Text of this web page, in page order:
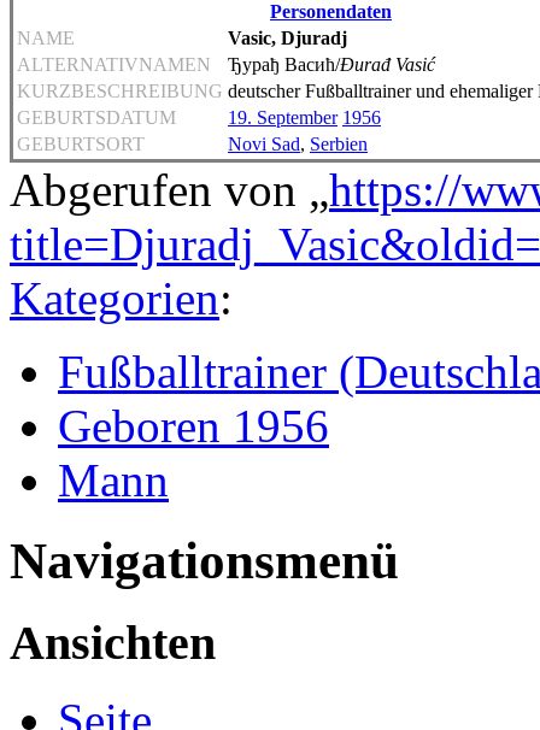
Personendaten
NAME
Vasic, Djuradj
ALTERNATIVNAMEN
Ђурађ Васић/Đurađ Vasić
KURZBESCHREIBUNG deutscher Fußballtrainer und ehemaliger
GEBURTSDATUM
19. September 1956
GEBURTSORT
Novi Sad, Serbien
Abgerufen von „https://
Kategorien:
Fußballtrainer
Geboren 1956
Mann
Navigationsmenü
Ansichten